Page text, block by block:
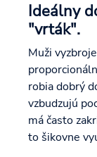
Ideálny
"vrták".
Muži
robia dobrý
vzbudzujú
má často
to šikovne